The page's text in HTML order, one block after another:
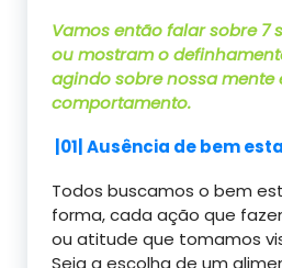
Vamos então falar sobre 7
ou mostram o
agindo sobre nossa mente
comportamento.
|01| Ausência de bem
Todos buscamos o bem
forma, cada ação que
ou atitude que tomamos
Seja a escolha de um